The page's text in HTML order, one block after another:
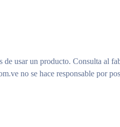
usar un producto. Consulta al
no se hace responsable por